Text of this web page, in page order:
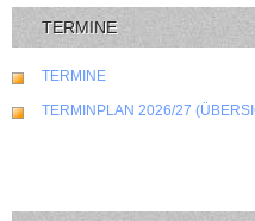
TERMINE
TERMINE
TERMINPLAN 2026/27